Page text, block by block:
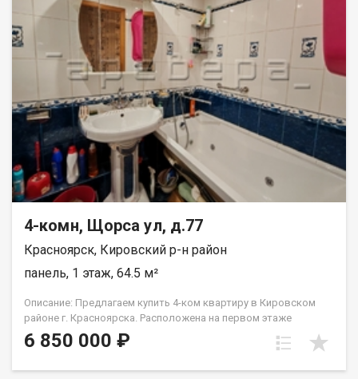
близости крупный ТРЦ на Свободном – всего пару минут на
автобусе. Парковка: У дома большая парковочная зона –
никогда не будет проблем с машиной! ️ Инфраструктура: На
первом этаже расположены пункты выдачи, а в соседнем
доме – продуктовый магазин. В 200 метрах находится
Красный Яр. Также рядом несколько детских садов и Лицей №
8, что очень удобно для семей с детьми. Идеальный вариант:
Квартира подходит как для проживания, так и для сдачи в
аренду. Цена 4 х комнатной квартиры как стоимость
двухкомнатной!!!
4-комн, Щорса ул, д.77
Красноярск, Кировский р-н район
панель, 1 этаж, 64.5 м²
Описание: Предлагаем купить 4-ком квартиру в Кировском
районе г. Красноярска. Расположена на первом этаже
пятиэтажного панельного дома. Планировка квартиры -
ленинградка. Три комнаты в квартире раздельные, одна
6 850 000 ₽